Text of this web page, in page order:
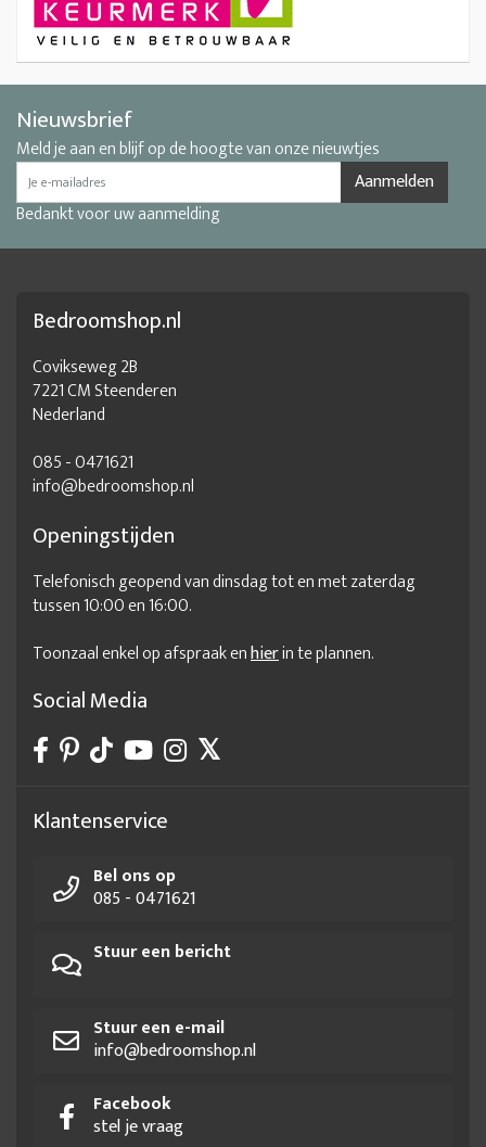
Nieuwsbrief
Meld je aan en blijf op de hoogte van onze nieuwtjes
Aanmelden
Bedankt voor uw aanmelding
Bedroomshop.nl
Covikseweg 2B
7221 CM Steenderen
Nederland
085 - 0471621
info@bedroomshop.nl
Openingstijden
Telefonisch geopend van dinsdag tot en met zaterdag
tussen 10:00 en 16:00.
Toonzaal enkel op afspraak enhierin te plannen.
Social Media
Klantenservice
Bel ons op
085 - 0471621
Stuur een bericht
Stuur een e-mail
info@bedroomshop.nl
Facebook
stel je vraag